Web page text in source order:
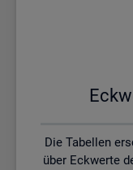
Die Tabellen
über Eckwerte